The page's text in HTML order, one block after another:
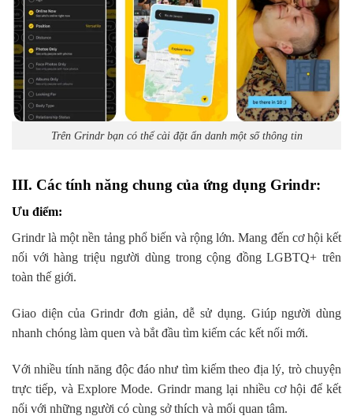
Trên Grindr bạn có thể cài đặt ẩn danh một số thông tin
III. Các tính năng chung của ứng dụng Grindr:
Ưu điểm:
Grindr là một nền tảng phổ biến và rộng lớn. Mang đến cơ hội kết
nối với hàng triệu người dùng trong cộng đồng LGBTQ+ trên
toàn thế giới.
Giao diện của Grindr đơn giản, dễ sử dụng. Giúp người dùng
nhanh chóng làm quen và bắt đầu tìm kiếm các kết nối mới.
Với nhiều tính năng độc đáo như tìm kiếm theo địa lý, trò chuyện
trực tiếp, và Explore Mode. Grindr mang lại nhiều cơ hội để kết
nối với những người có cùng sở thích và mối quan tâm.